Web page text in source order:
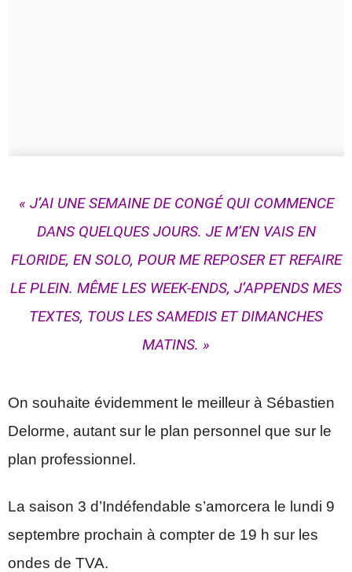
« J’AI UNE SEMAINE DE CONGÉ QUI COMMENCE
DANS QUELQUES JOURS. JE M’EN VAIS EN
FLORIDE, EN SOLO, POUR ME REPOSER ET REFAIRE
LE PLEIN. MÊME LES WEEK-ENDS, J’APPENDS MES
TEXTES, TOUS LES SAMEDIS ET DIMANCHES
MATINS. »
On souhaite évidemment le meilleur à Sébastien
Delorme, autant sur le plan personnel que sur le
plan professionnel.
La saison 3 d’Indéfendable s’amorcera le lundi 9
septembre prochain à compter de 19 h sur les
ondes de TVA.